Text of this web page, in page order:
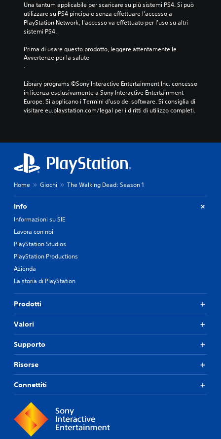
Una tantum applicabile per scaricare su più sistemi PS4. Si può
utilizzare su PS4 pincipale senza effettuare l'accesso a
PlayStation Network; l'accesso va effettuato per l'uso su altri
sistemi PS4.
Prima di usare questo prodotto, leggere attentamente le
Avvertenze per la salute
.
Library programs ©Sony Interactive Entertainment Inc. concesso
in licenza esclusivamente a Sony Interactive Entertainment
Europe. Si applicano i Termini d'uso del software. Si consiglia di
visitare eu.playstation.com/legal per i diritti di utilizzo completi.
Home Giochi The Walking Dead: Season 1
Info
Informazioni su SIE
Lavora con noi
PlayStation Studios
PlayStation Productions
Azienda
La storia di PlayStation
Prodotti
Valori
Supporto
Risorse
Connettiti